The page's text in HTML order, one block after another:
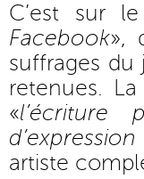
C’est sur
Facebook»,
suffrages du
retenues.
«
artiste